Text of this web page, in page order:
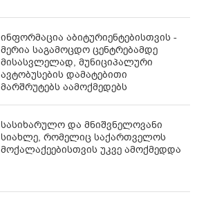
ინფორმაცია აბიტურიენტებისთვის -
მერია საგამოცდო ცენტრებამდე
მისასვლელად, მუნიციპალური
ავტობუსების დამატებითი
მარშრუტებს აამოქმედებს
სასიხარულო და მნიშვნელოვანი
სიახლე, რომელიც საქართველოს
მოქალაქეებისთვის უკვე ამოქმედდა